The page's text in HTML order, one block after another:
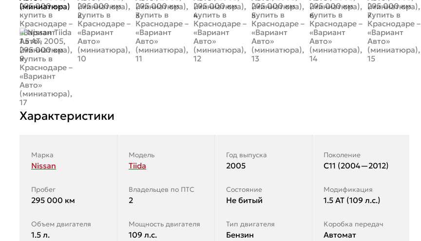
Характеристики
Марка
Nissan
Модель
Tiida
Год выпуска
2005
Поколение
C11 (2004—2012)
Пробег
295 000 км
Владельцев по ПТС
2
Состояние
Не битый
Модификация
1.5 AT (109 л.с.)
Объем двигателя
1.5 л.
Мощность двигателя
109 л.с.
Тип двигателя
Бензин
Коробка передач
Автомат